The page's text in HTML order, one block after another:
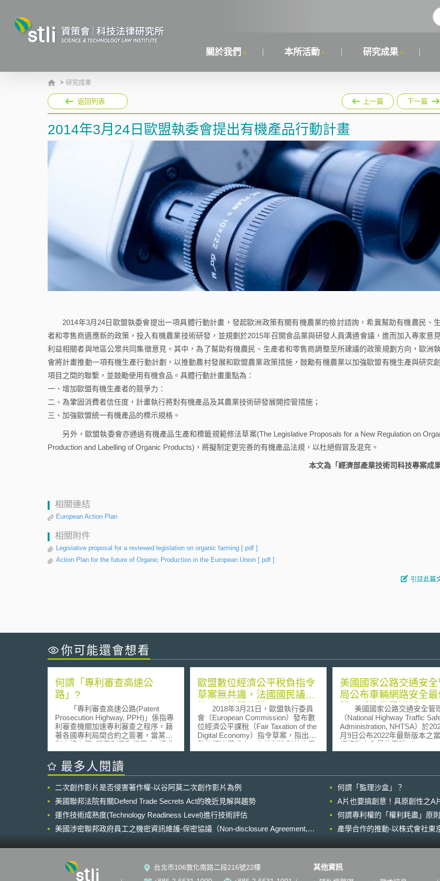
關於我們 本所活動 研究成果
> 研究成果
返回列表 上一篇 下一篇
2014年3月24日歐盟執委會提出有機產品行動計畫
2014年3月24日歐盟執委會提出一項具體行動計畫，發起歐洲政策有關有機農業的檢討諮詢，希冀幫助有機農民、
者和零售商適應新的政策，投入有機農業技術研發，並規劃於2015年召開食品業與研發人員溝通會議，進而加入專家意
利益相關者與地區公眾共同集徵意見。其中，為了幫助有機農民、生產者和零售商調整至所建議的政策規劃方向，歐洲
會將計畫推動一項有機生產行動計劃，以推動農村發展和歐盟農業政策措施，鼓勵有機農業以加強歐盟有機生產與研究
項目之間的聯繫，並鼓勵使用有機食品。具體行動計畫重點為：
一、增加歐盟有機生產者的競爭力：
二、為鞏固消費者信任度，計畫執行將對有機產品及其農業技術研發展開控管措施；
三、加強歐盟統一有機產品的標示規格。
另外，歐盟執委會亦通過有機產品生產和標籤規範修法草案(The Legislative Proposals for a New Regulation on
Production and Labelling of Organic Products)，將擬制定更完善的有機產品法規，以杜絕假冒及混充。
本文為「經濟部產業技術司科技專案成果
相關連結
European Action Plan
相關附件
Legislative proposal for a reviewed legislation on organic farming [ pdf ]
Action Plan for the future of Organic Production in the European Union [ pdf ]
引註此篇
你可能還會想看
何謂「專利審查高速公
路」?
「專利審查高速公路(Patent
Prosecution Highway, PPH)」係指專
利審查機關加速專利審查之程序。藉
著各國專利局間合約之簽署，當某專
利申請在第1間專利局取得至少1請求
項(claim)之核准後，申請人得請求加
速第2間專利局就該已經核准之請求項
之審查程序。申請人得縮短取得專利
第1間審查之專利局已有資料，降低審
查工作之負荷。但此並不代表於第1間
專利局獲准之專利之發明於第2間專利
局亦會當然獲准。 台灣目前已與
美國、日本、韓國及西班牙簽署備忘
錄進行專利審查高速公路之計畫，日
得專利之時程，專利局的審查速度亦
會加快。根據智財局之統計，至2016
年6月底，平均首次OA(office action)
期間(自PPH文件齊備至首次OA平均
歐盟數位經濟公平稅負指令
草案無共識，法國國民議會
批准數位服務稅
2018年3月21日，歐盟執行委員
會（European Commission）發布數
位經濟公平課稅（Fair Taxation of the
Digital Economy）指令草案，指出在
數位經濟模式中，由於創造利益的用
戶資料地並不受限於營業處所，因此
歐盟境內稅基。對此，該草案分別提
出了數位稅（Digital Tax）與顯著數位
化存在（Significant Digital
Presence）兩份提案，用以針對特定
數位服務利潤制定共同性數位稅制，
以確保數位服務業者與傳統的實體公
得關注的是，該草案之長遠解決提案
Digital Presence）修正國際間課稅權
歸屬之重要人事（Significant People
美國國家公路交通安全
局公布車輛網路安全最
踐，呼籲業界遵循
美國國家公路交通安全管
（National Highway Traffic
Administration, NHTSA）於
月9日公布2022年最新版本之
輛網路安全最佳實踐（
Best Practices for the Safety of
路安全最佳實踐」及「車輛技
安全最佳實踐」兩塊，前者主
司整體組織網路安全文化與監
之建立；後者則偏重於技術性
內涵。 「一般網路安全最佳實
踐」共有45項要點，核心概念
由領導階層負責相關監督責任
正稽核，並對其所發現之風險
取保護措施並持續監控，同時
最多人閱讀
二次創作影片是否侵害著作權-以谷阿莫二次創作影片為例
何謂「監理沙盒」？
美國聯邦法院有關Defend Trade Secrets Act的晚近見解與趨勢
A片也要搞創意！具原創性之A
運作技術成熟度(Technology Readiness Level)進行技術評估
何謂專利權的「權利耗盡」原
美國涉密聯邦政府員工之機密資訊維護-保密協議（Non-disclosure Agreement,
產學合作的推動-以株式會社東
台北市106敦化南路二段216號22樓
其他資訊